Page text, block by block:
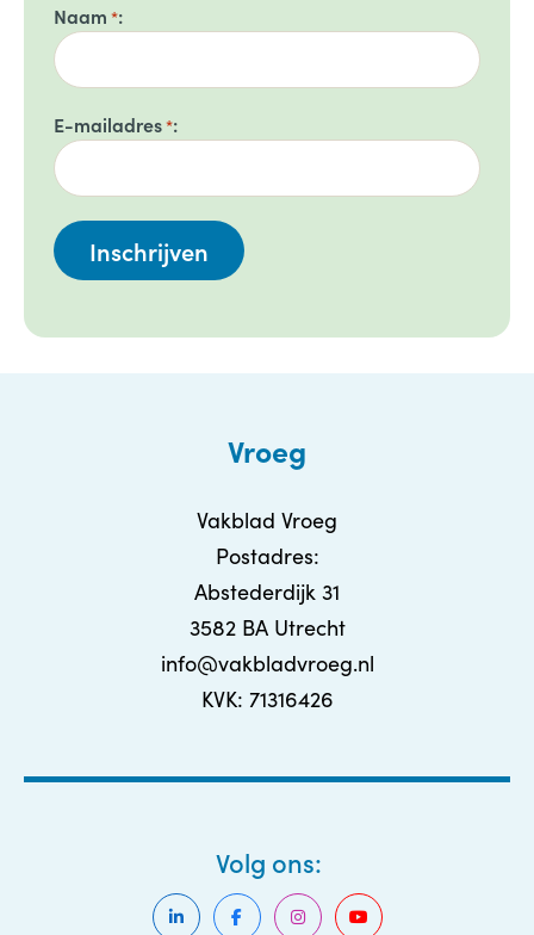
Naam *
E-mailadres*
Vroeg
Vakblad Vroeg
Postadres:
Abstederdijk 31
3582 BA Utrecht
info@vakbladvroeg.nl
KVK: 71316426
Volg ons: